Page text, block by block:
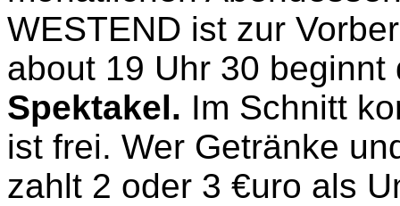
WESTEND ist zur
about 19 Uhr 30
Spektakel. Im Schnitt
ist frei. Wer Getränke
zahlt 2 oder 3 €uro als